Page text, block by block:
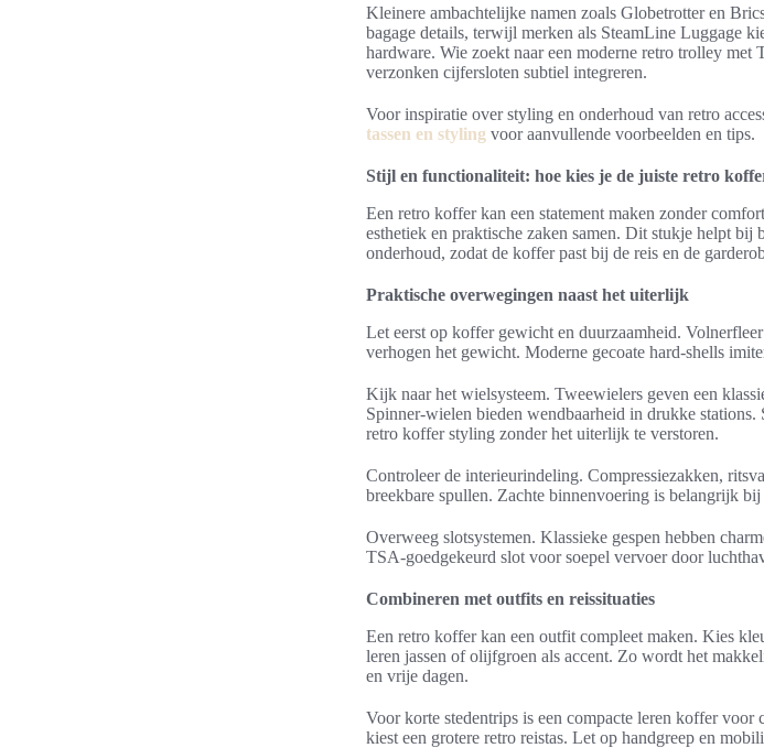
Kleinere ambachtelijke namen zoals Globetrotter en
bagage details, terwijl merken als SteamLine Luggage
hardware. Wie zoekt naar een moderne retro trolley
verzonken cijfersloten subtiel integreren.
Voor inspiratie over styling en onderhoud van retro
tassen en styling voor aanvullende voorbeelden en tips.
Stijl en functionaliteit: hoe kies je de juiste retro
Een retro koffer kan een statement maken zonder
esthetiek en praktische zaken samen. Dit stukje helpt
onderhoud, zodat de koffer past bij de reis en de
Praktische overwegingen naast het uiterlijk
Let eerst op koffer gewicht en duurzaamheid.
verhogen het gewicht. Moderne gecoate hard-shells
Kijk naar het wielsysteem. Tweewielers geven een
Spinner-wielen bieden wendbaarheid in drukke
retro koffer styling zonder het uiterlijk te verstoren.
Controleer de interieurindeling. Compressiezakken,
breekbare spullen. Zachte binnenvoering is belangrijk
Overweeg slotsystemen. Klassieke gespen hebben
TSA-goedgekeurd slot voor soepel vervoer door
Combineren met outfits en reissituaties
Een retro koffer kan een outfit compleet maken. Kies
leren jassen of olijfgroen als accent. Zo wordt het
en vrije dagen.
Voor korte stedentrips is een compacte leren koffer
kiest een grotere retro reistas. Let op handgreep en